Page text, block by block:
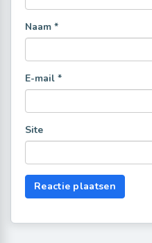
Naam *
E-mail *
Site